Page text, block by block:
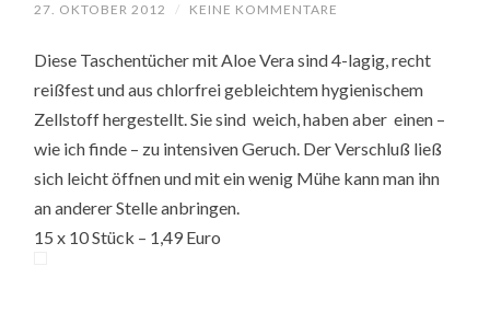
27. OKTOBER 2012 / KEINE KOMMENTARE
Diese Taschentücher mit Aloe Vera sind 4-lagig, recht
reißfest und aus chlorfrei gebleichtem hygienischem
Zellstoff hergestellt. Sie sind weich, haben aber einen –
wie ich finde – zu intensiven Geruch. Der Verschluß ließ
sich leicht öffnen und mit ein wenig Mühe kann man ihn
an anderer Stelle anbringen.
15 x 10 Stück – 1,49 Euro